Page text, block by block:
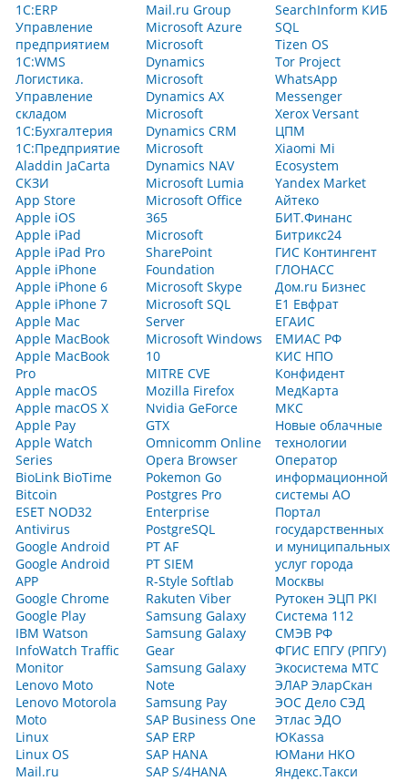
1С:ERP
Управление
предприятием
1С:WMS
Логистика.
Управление
складом
1С:Бухгалтерия
1С:Предприятие
Aladdin JaCarta
СКЗИ
App Store
Apple iOS
Apple iPad
Apple iPad Pro
Apple iPhone
Apple iPhone 6
Apple iPhone 7
Apple Mac
Apple MacBook
Apple MacBook
Pro
Apple macOS
Apple macOS X
Apple Pay
Apple Watch
Series
BioLink BioTime
Bitcoin
ESET NOD32
Antivirus
Google Android
Google Android
APP
Google Chrome
Google Play
IBM Watson
InfoWatch Traffic
Monitor
Lenovo Moto
Lenovo Motorola
Moto
Linux
Linux OS
Mail.ru
Mail.ru Group
Microsoft Azure
Microsoft
Dynamics
Microsoft
Dynamics AX
Microsoft
Dynamics CRM
Microsoft
Dynamics NAV
Microsoft Lumia
Microsoft Office
365
Microsoft
SharePoint
Foundation
Microsoft Skype
Microsoft SQL
Server
Microsoft Windows
10
MITRE CVE
Mozilla Firefox
Nvidia GeForce
GTX
Omnicomm Online
Opera Browser
Pokemon Go
Postgres Pro
Enterprise
PostgreSQL
PT AF
PT SIEM
R-Style Softlab
Rakuten Viber
Samsung Galaxy
Samsung Galaxy
Gear
Samsung Galaxy
Note
Samsung Pay
SAP Business One
SAP ERP
SAP HANA
SAP S/4HANA
SearchInform КИБ
SQL
Tizen OS
Tor Project
WhatsApp
Messenger
Xerox Versant
ЦПМ
Xiaomi Mi
Ecosystem
Yandex Market
Айтеко
БИТ.Финанс
Битрикс24
ГИС Контингент
ГЛОНАСС
Дом.ru Бизнес
Е1 Евфрат
ЕГАИС
ЕМИАС РФ
КИС НПО
Конфидент
МедКарта
МКС
Новые облачные
технологии
Оператор
информационной
системы АО
Портал
государственных
и муниципальных
услуг города
Москвы
Рутокен ЭЦП PKI
Система 112
СМЭВ РФ
ФГИС ЕПГУ (РПГУ)
Экосистема МТС
ЭЛАР ЭларСкан
ЭОС Дело СЭД
Этлас ЭДО
ЮKassa
ЮМани НКО
Яндекс.Такси